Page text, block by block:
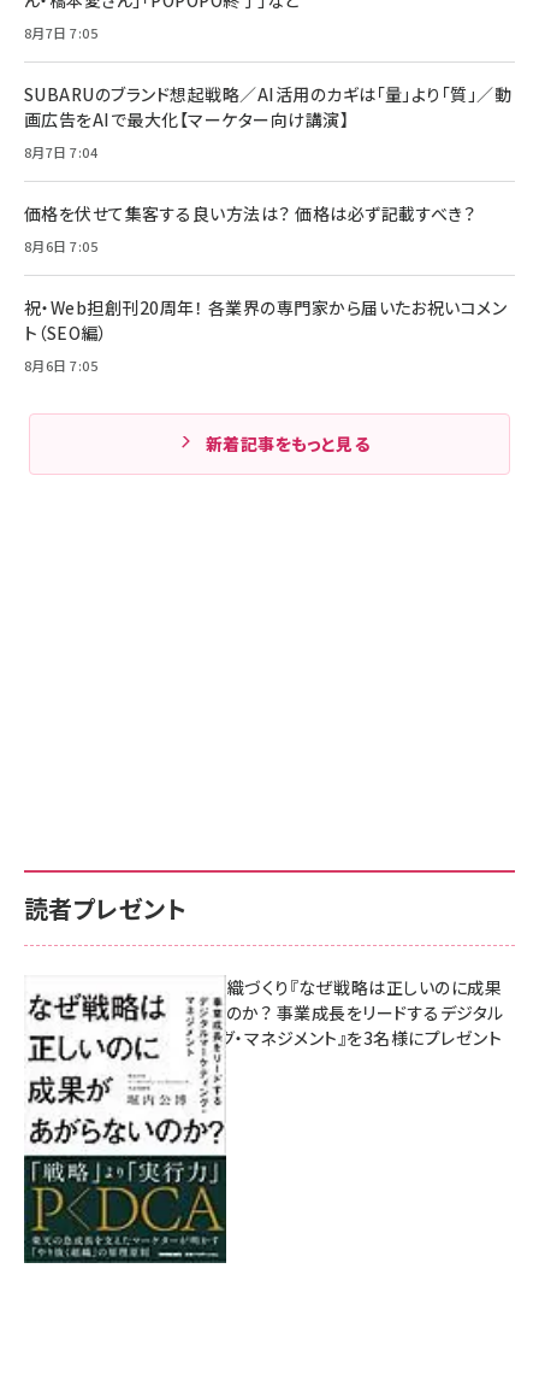
8月7日 7:05
SUBARUのブランド想起戦略／AI活用のカギは「量」より「質」／動
画広告をAIで最大化【マーケター向け講演】
8月7日 7:04
価格を伏せて集客する良い方法は？ 価格は必ず記載すべき？
8月6日 7:05
祝・Web担創刊20周年！ 各業界の専門家から届いたお祝いコメン
ト（SEO編）
8月6日 7:05
新着記事をもっと見る
読者プレゼント
成果を生む組織づくり『なぜ戦略は正しいのに成果
があがらないのか？ 事業成長をリードするデジタル
マーケティング・マネジメント』を3名様にプレゼント
8月7日 10:00